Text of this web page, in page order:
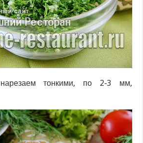
тонкими, по 2-3 мм,